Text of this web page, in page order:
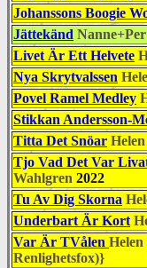
Johanssons Boogie
Jättekänd
Livet Är Ett Helvete
Nya Skrytvalssen
Povel Ramel Medley
Stikkan Andersson-
Titta Det Snöar
Tjo Vad Det Var
Wahlgren 2022
Tu Av Dig Skorna
Underbart Är Kort
Var Är TVålen Helen
Renlighetsfox)}